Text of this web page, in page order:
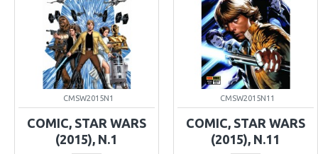
CMSW2015N1
COMIC, STAR WARS
(2015), N.1
CMSW2015N11
COMIC, STAR WARS
(2015), N.11